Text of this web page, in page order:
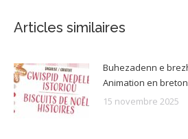
Articles similaires
Buhezadenn e
Animation en
15 novembre 2025